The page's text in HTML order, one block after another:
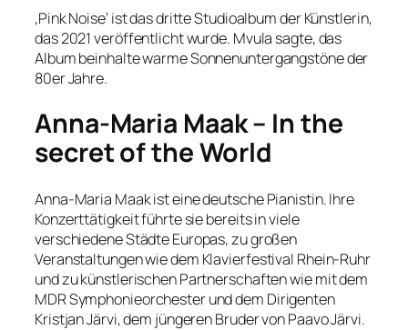
‚Pink Noise‘ ist das dritte Studioalbum der Künstlerin,
das 2021 veröffentlicht wurde. Mvula sagte, das
Album beinhalte warme Sonnenuntergangstöne der
80er Jahre.
Anna-Maria Maak – In the
secret of the World
Anna-Maria Maak ist eine deutsche Pianistin. Ihre
Konzerttätigkeit führte sie bereits in viele
verschiedene Städte Europas, zu großen
Veranstaltungen wie dem Klavierfestival Rhein-Ruhr
und zu künstlerischen Partnerschaften wie mit dem
MDR Symphonieorchester und dem Dirigenten
Kristjan Järvi, dem jüngeren Bruder von Paavo Järvi.